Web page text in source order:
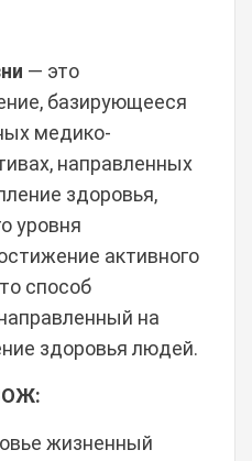
— это
базирующееся
медико-
направленных
здоровья,
уровня
активного
способ
на
здоровья людей.
жизненный